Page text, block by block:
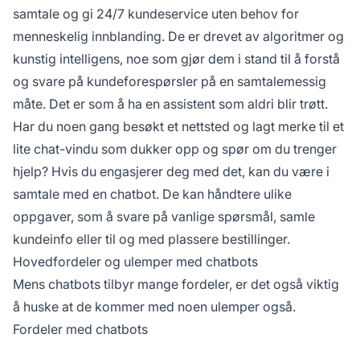
samtale og gi 24/7 kundeservice uten behov for
menneskelig innblanding. De er drevet av algoritmer og
kunstig intelligens, noe som gjør dem i stand til å forstå
og svare på kundeforespørsler på en samtalemessig
måte. Det er som å ha en assistent som aldri blir trøtt.
Har du noen gang besøkt et nettsted og lagt merke til et
lite chat-vindu som dukker opp og spør om du trenger
hjelp? Hvis du engasjerer deg med det, kan du være i
samtale med en chatbot. De kan håndtere ulike
oppgaver, som å svare på vanlige spørsmål, samle
kundeinfo eller til og med plassere bestillinger.
Hovedfordeler og ulemper med chatbots
Mens chatbots tilbyr mange fordeler, er det også viktig
å huske at de kommer med noen ulemper også.
Fordeler med chatbots